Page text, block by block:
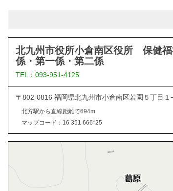
北九州市役所小倉南区役所 保健
係・第一係・第二係
TEL：093-951-4125
〒802-0816 福岡県北九州市小倉南区若園５丁目１
北方駅から直線距離で694m
マップコード：16 351 666*25